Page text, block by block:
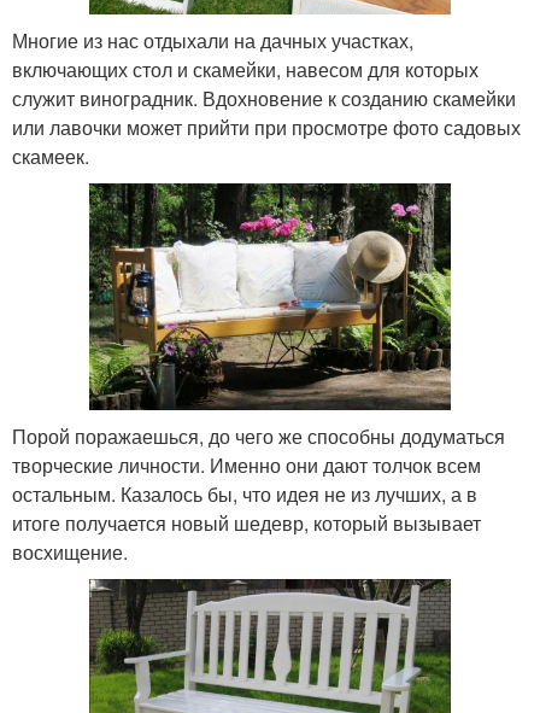
Многие из нас отдыхали на дачных участках,
включающих стол и скамейки, навесом для которых
служит виноградник. Вдохновение к созданию скамейки
или лавочки может прийти при просмотре фото садовых
скамеек.
Порой поражаешься, до чего же способны додуматься
творческие личности. Именно они дают толчок всем
остальным. Казалось бы, что идея не из лучших, а в
итоге получается новый шедевр, который вызывает
восхищение.